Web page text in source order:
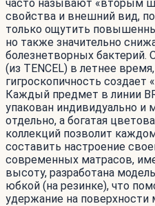
часто называют «вторым
свойства и внешний вид,
только ощутить
но также значительно
болезнетворных бактерий.
(из TENCEL) в летнее
гигроскопичность
Каждый предмет в линии
упакован индивидуально
отдельно, а богатая
коллекций позволит
составить настроение
современных матрасов,
высоту, разработана
юбкой (на резинке), что
удержание на поверхности